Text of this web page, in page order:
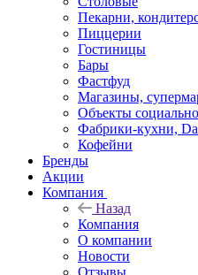
Пекарни,
Пиццерии
Гостиницы
Бары
Фастфуд
Магазины,
Объекты
Фабрики-кухни,
Кофейни
Бренды
Акции
Компания
Назад
Компания
О компании
Новости
Отзывы